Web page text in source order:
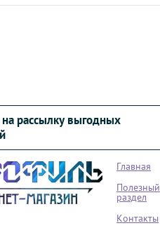
на рассылку выгодных
Главная
Полезный
раздел
Контакты